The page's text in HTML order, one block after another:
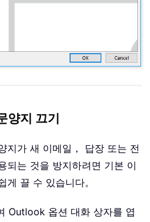
양지 끄기
지가 새 이메일， 답장 또는 전
되는 것을 방지하려면 기본 이
게 끌 수 있습니다。
Outlook 옵션 대화 상자를 엽